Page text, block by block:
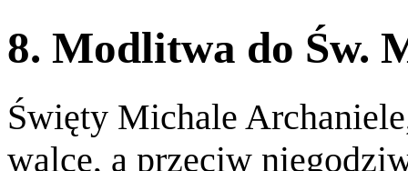
8. Modlitwa do Św.
Święty Michale
walce, a przeciw